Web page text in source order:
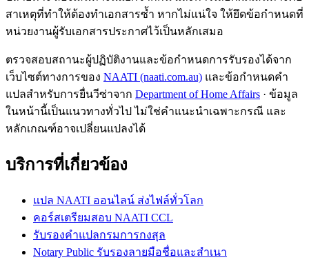
สาเหตุที่ทำให้ต้องทำเอกสารซ้ำ หากไม่แน่ใจ ให้ยึดข้อกำหนดที่
หน่วยงานผู้รับเอกสารประกาศไว้เป็นหลักเสมอ
ตรวจสอบสถานะผู้ปฏิบัติงานและข้อกำหนดการรับรองได้จาก
เว็บไซต์ทางการของ NAATI (naati.com.au) และข้อกำหนดคำ
แปลสำหรับการยื่นวีซ่าจาก Department of Home Affairs · ข้อมูล
ในหน้านี้เป็นแนวทางทั่วไป ไม่ใช่คำแนะนำเฉพาะกรณี และ
หลักเกณฑ์อาจเปลี่ยนแปลงได้
บริการที่เกี่ยวข้อง
แปล NAATI ออนไลน์ ส่งไฟล์ทั่วโลก
คอร์สเตรียมสอบ NAATI CCL
รับรองคำแปลกรมการกงสุล
Notary Public รับรองลายมือชื่อและสำเนา